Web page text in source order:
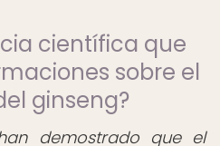
científica que
sobre el
ginseng?
demostrado que el